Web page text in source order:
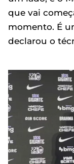
que vai
momento. É
declarou o